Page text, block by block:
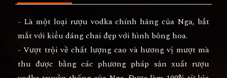
- Là một loại rượu vodka chính hãng của Nga, bắt
mắt với kiểu dáng chai đẹp với hình bông hoa.
- Vượt trội về chất lượng cao và hương vị mượt mà
thu được bằng các phương pháp sản xuất rượu